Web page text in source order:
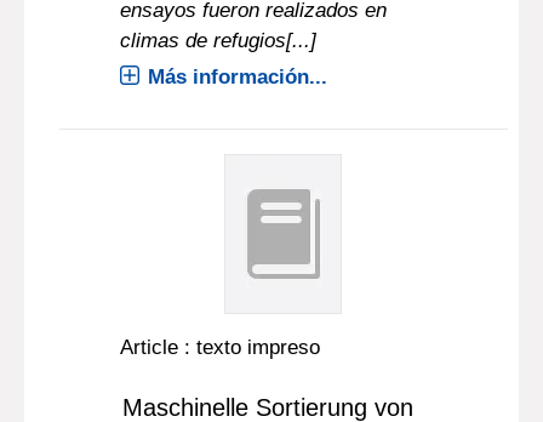
ensayos fueron realizados en
climas de refugios[...]
Más información...
Article : texto impreso
Maschinelle Sortierung von